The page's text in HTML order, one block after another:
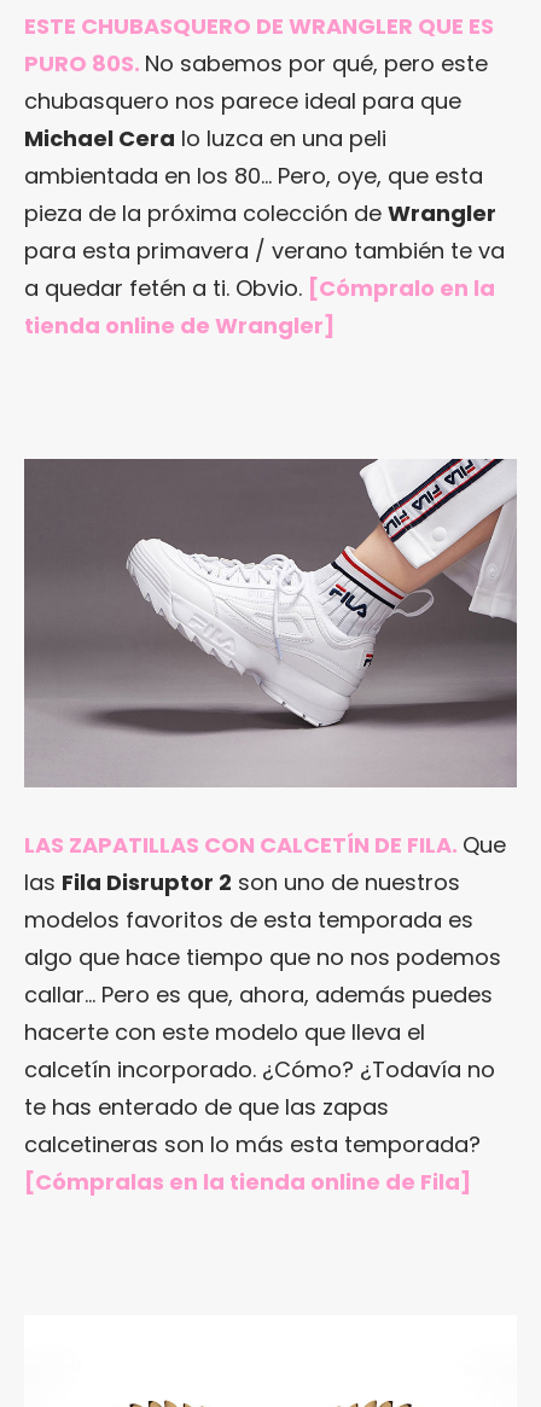
ESTE CHUBASQUERO DE WRANGLER QUE ES
PURO 80S. No sabemos por qué, pero este
chubasquero nos parece ideal para que
Michael Cera lo luzca en una peli
ambientada en los 80… Pero, oye, que esta
pieza de la próxima colección de Wrangler
para esta primavera / verano también te va
a quedar fetén a ti. Obvio. [Cómpralo en la
tienda online de Wrangler]
LAS ZAPATILLAS CON CALCETÍN DE FILA. Que
las Fila Disruptor 2 son uno de nuestros
modelos favoritos de esta temporada es
algo que hace tiempo que no nos podemos
callar… Pero es que, ahora, además puedes
hacerte con este modelo que lleva el
calcetín incorporado. ¿Cómo? ¿Todavía no
te has enterado de que las zapas
calcetineras son lo más esta temporada?
[Cómpralas en la tienda online de Fila]